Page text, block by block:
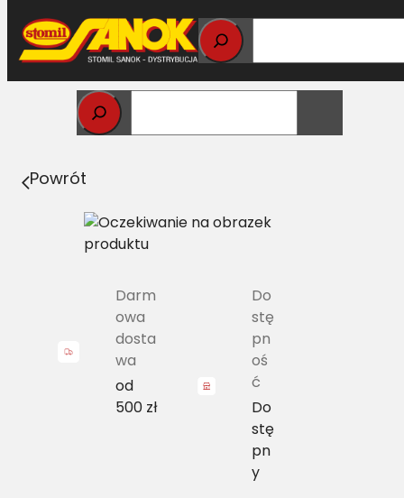
Przejdź
do
treści
Strona główna>
wielorowkowy CLAAS 8PK-2200
Powrót
Darm
owa
dosta
wa
od
500 zł
Do
stę
pn
oś
ć
Do
stę
pn
y